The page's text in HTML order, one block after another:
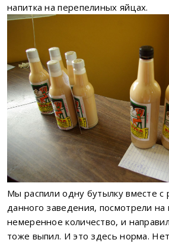
напитка на перепелиных яйцах.
Мы распили одну бутылку вместе с
данного заведения, посмотрели
немеренное количество, и
тоже выпил. И это здесь норма.